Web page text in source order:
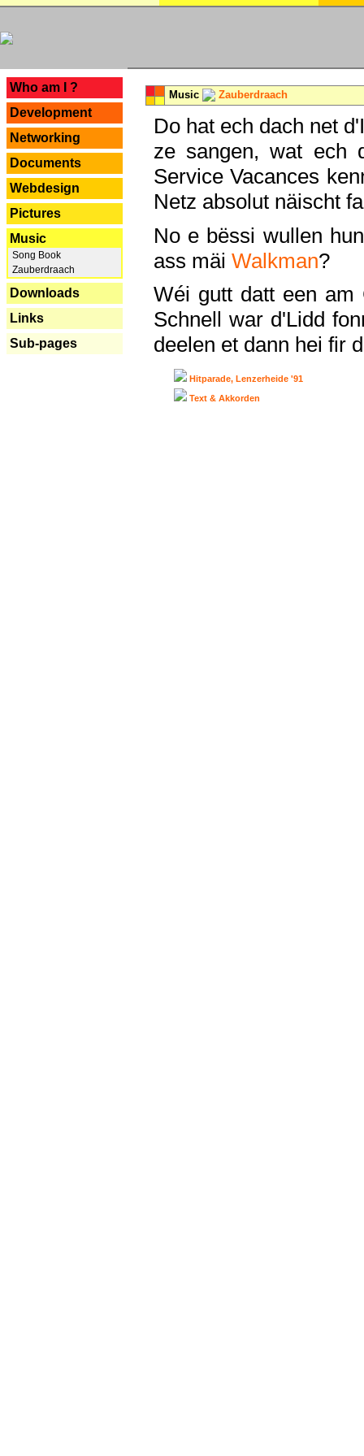
Who am I ?
Development
Networking
Documents
Webdesign
Pictures
Music
Song Book
Zauberdraach
Downloads
Links
Sub-pages
Music Zauberdraach
Do hat ech dach net
ze sangen, wat ech
Service Vacances
Netz absolut näischt
No e bëssi wullen
ass mäi Walkman?
Wéi gutt datt een am
Schnell war d'Lidd
deelen et dann hei fir
Hitparade, Lenzerheide '91
Text & Akkorden